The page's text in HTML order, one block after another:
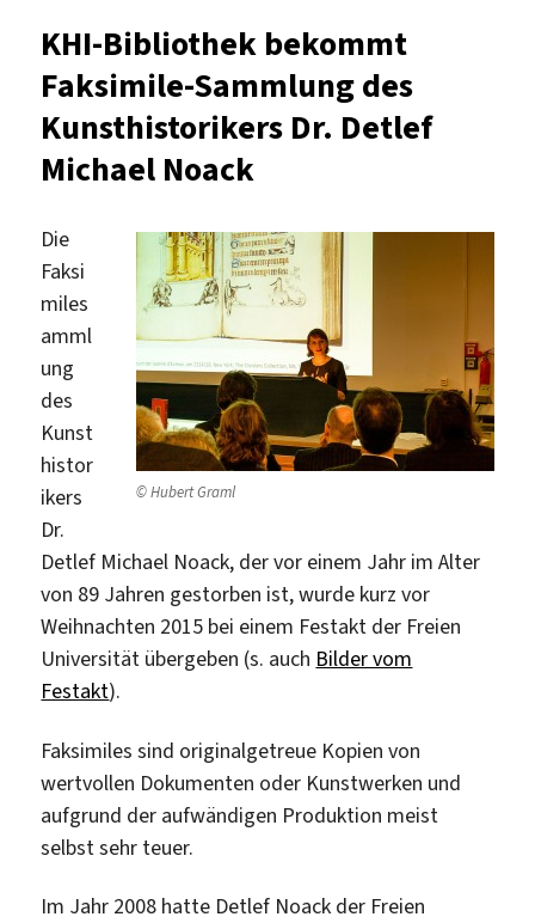
Ashraf
Fayadh
KHI-Bibliothek bekommt
Faksimile-Sammlung des
Kunsthistorikers Dr. Detlef
Michael Noack
© Hubert Graml
Die
Faksi
miles
amml
ung
des
Kunst
histor
ikers
Dr.
Detlef Michael Noack, der vor einem Jahr im Alter
von 89 Jahren gestorben ist, wurde kurz vor
Weihnachten 2015 bei einem Festakt der Freien
Universität übergeben (s. auch Bilder vom
Festakt).
Faksimiles sind originalgetreue Kopien von
wertvollen Dokumenten oder Kunstwerken und
aufgrund der aufwändigen Produktion meist
selbst sehr teuer.
Im Jahr 2008 hatte Detlef Noack der Freien